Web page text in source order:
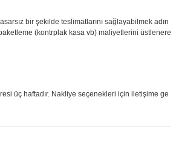
bir şekilde teslimatlarını sağlayabilmek adın
(kontrplak kasa vb) maliyetlerini üstlenere
üç haftadır. Nakliye seçenekleri için iletişime ge